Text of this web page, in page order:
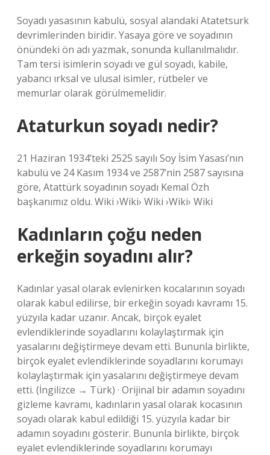
Soyadı yasasının kabulü, sosyal alandaki Atatetsurk
devrimlerinden biridir. Yasaya göre ve soyadının
önündeki ön adı yazmak, sonunda kullanılmalıdır.
Tam tersi isimlerin soyadı ve gül soyadı, kabile,
yabancı ırksal ve ulusal isimler, rütbeler ve
memurlar olarak görülmemelidir.
Ataturkun soyadı nedir?
21 Haziran 1934’teki 2525 sayılı Soy İsim Yasası’nın
kabulü ve 24 Kasım 1934 ve 2587’nin 2587 sayısına
göre, Atattürk soyadının soyadı Kemal Özh
başkanımız oldu. Wiki ›Wiki› Wiki ›Wiki› Wiki
Kadınların çoğu neden
erkeğin soyadını alır?
Kadınlar yasal olarak evlenirken kocalarının soyadı
olarak kabul edilirse, bir erkeğin soyadı kavramı 15.
yüzyıla kadar uzanır. Ancak, birçok eyalet
evlendiklerinde soyadlarını kolaylaştırmak için
yasalarını değiştirmeye devam etti. Bununla birlikte,
birçok eyalet evlendiklerinde soyadlarını korumayı
kolaylaştırmak için yasalarını değiştirmeye devam
etti. (İngilizce → Türk) · Orijinal bir adamın soyadını
gizleme kavramı, kadınların yasal olarak kocasının
soyadı olarak kabul edildiği 15. yüzyıla kadar bir
adamın soyadını gösterir. Bununla birlikte, birçok
eyalet evlendiklerinde soyadlarını korumayı